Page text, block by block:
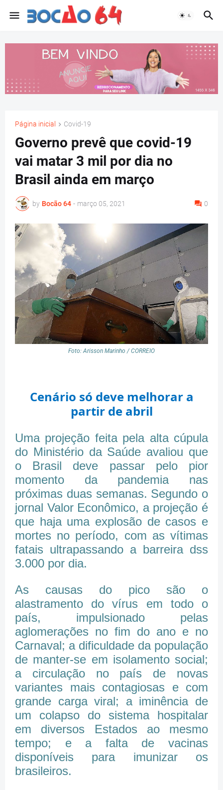
Página inicial Covid-19
Governo prevê que covid-19
vai matar 3 mil por dia no
Brasil ainda em março
by Bocão 64 - março 05, 2021 0
Foto: Arisson Marinho / CORREIO
Cenário só deve melhorar a
partir de abril
Uma projeção feita pela alta cúpula
do Ministério da Saúde avaliou que
o Brasil deve passar pelo pior
momento da pandemia nas
próximas duas semanas. Segundo o
jornal Valor Econômico, a projeção é
que haja uma explosão de casos e
mortes no período, com as vítimas
fatais ultrapassando a barreira dss
3.000 por dia.
As causas do pico são o
alastramento do vírus em todo o
país, impulsionado pelas
aglomerações no fim do ano e no
Carnaval; a dificuldade da população
de manter-se em isolamento social;
a circulação no país de novas
variantes mais contagiosas e com
grande carga viral; a iminência de
um colapso do sistema hospitalar
em diversos Estados ao mesmo
tempo; e a falta de vacinas
disponíveis para imunizar os
brasileiros.